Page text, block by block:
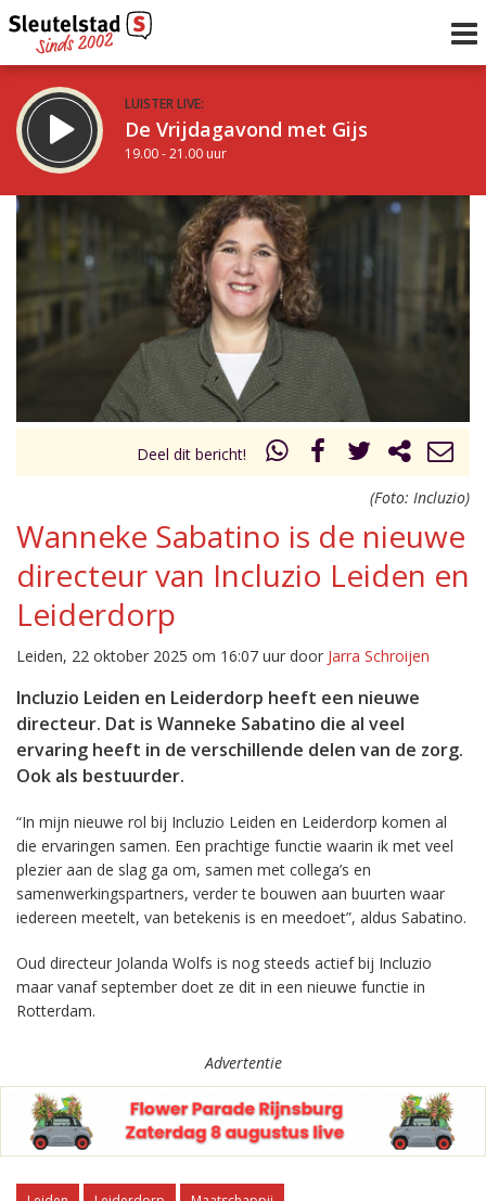
LUISTER LIVE:
De Vrijdagavond met Gijs
19.00 - 21.00 uur
STRAKS:
De avond van Sleutelstad
21.00 - 0.00 uur
uur 1 van 0
Deel dit bericht!
(Foto: Incluzio)
Wanneke Sabatino is de nieuwe
directeur van Incluzio Leiden en
Leiderdorp
Leiden, 22 oktober 2025 om 16:07 uur door Jarra Schroijen
Incluzio Leiden en Leiderdorp heeft een nieuwe
directeur. Dat is Wanneke Sabatino die al veel
ervaring heeft in de verschillende delen van de zorg.
Ook als bestuurder.
“In mijn nieuwe rol bij Incluzio Leiden en Leiderdorp komen al
die ervaringen samen. Een prachtige functie waarin ik met veel
plezier aan de slag ga om, samen met collega’s en
samenwerkingspartners, verder te bouwen aan buurten waar
iedereen meetelt, van betekenis is en meedoet”, aldus Sabatino.
Oud directeur Jolanda Wolfs is nog steeds actief bij Incluzio
maar vanaf september doet ze dit in een nieuwe functie in
Rotterdam.
Advertentie